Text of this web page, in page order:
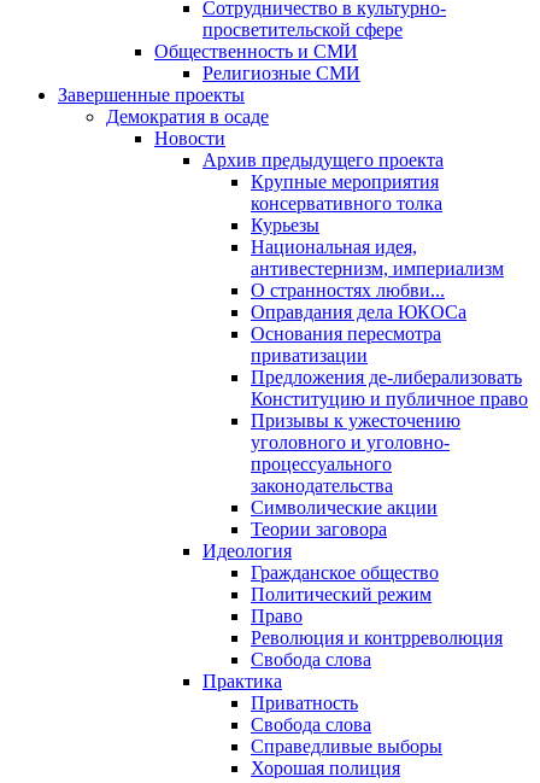
Сотрудничество в культурно-
просветительской сфере
Общественность и СМИ
Религиозные СМИ
Завершенные проекты
Демократия в осаде
Новости
Архив предыдущего проекта
Крупные мероприятия
консервативного толка
Курьезы
Национальная идея,
антивестернизм, империализм
О странностях любви...
Оправдания дела ЮКОСа
Основания пересмотра
приватизации
Предложения де-либерализовать
Конституцию и публичное право
Призывы к ужесточению
уголовного и уголовно-
процессуального
законодательства
Символические акции
Теории заговора
Идеология
Гражданское общество
Политический режим
Право
Революция и контрреволюция
Свобода слова
Практика
Приватность
Свобода слова
Справедливые выборы
Хорошая полиция